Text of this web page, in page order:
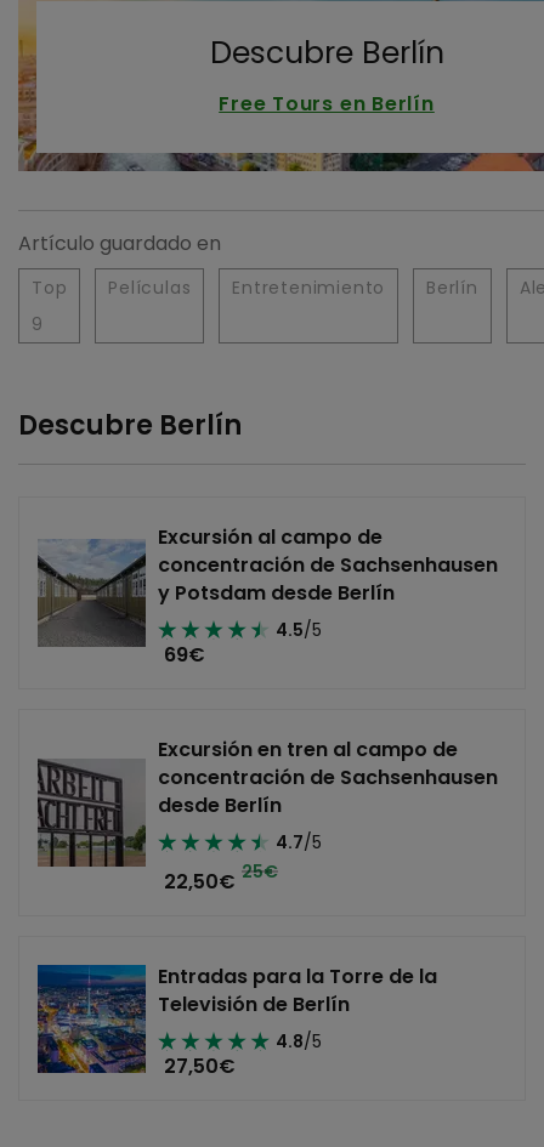
Descubre Berlín
Free Tours en Berlín
Artículo guardado en
Top
9
Películas Entretenimiento Berlín
Descubre Berlín
Excursión al campo de
concentración de Sachsenhausen
y Potsdam desde Berlín
4.5/5
69€
Excursión en tren al campo de
concentración de Sachsenhausen
desde Berlín
4.7/5
22,50€ 25€
Entradas para la Torre de la
Televisión de Berlín
4.8/5
27,50€